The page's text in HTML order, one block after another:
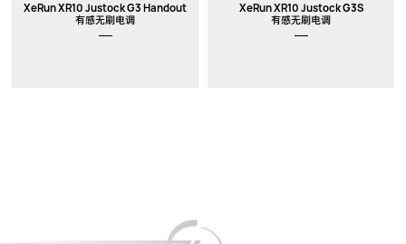
XeRun XR10 Justock G3 Handout
有感无刷电调
XeRun XR10 Justock G3S
有感无刷电调